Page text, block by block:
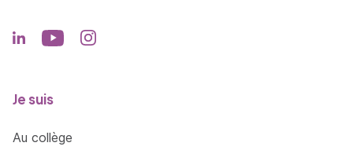
Je suis
Au collège